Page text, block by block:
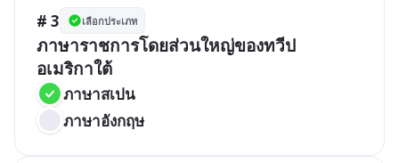
# 3 เลือกประเภท
ภาษาราชการโดยส่วนใหญ่ของทวีป
ภาษาสเปน
ภาษาอังกฤษ